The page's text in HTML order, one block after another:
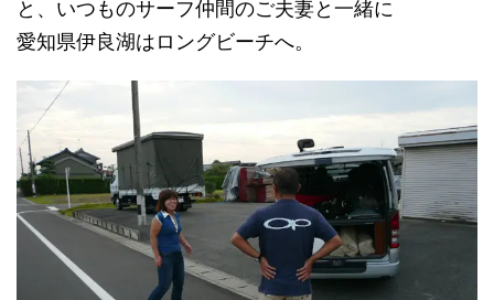
と、いつものサーフ仲間のご夫妻と一緒に
愛知県伊良湖はロングビーチへ。